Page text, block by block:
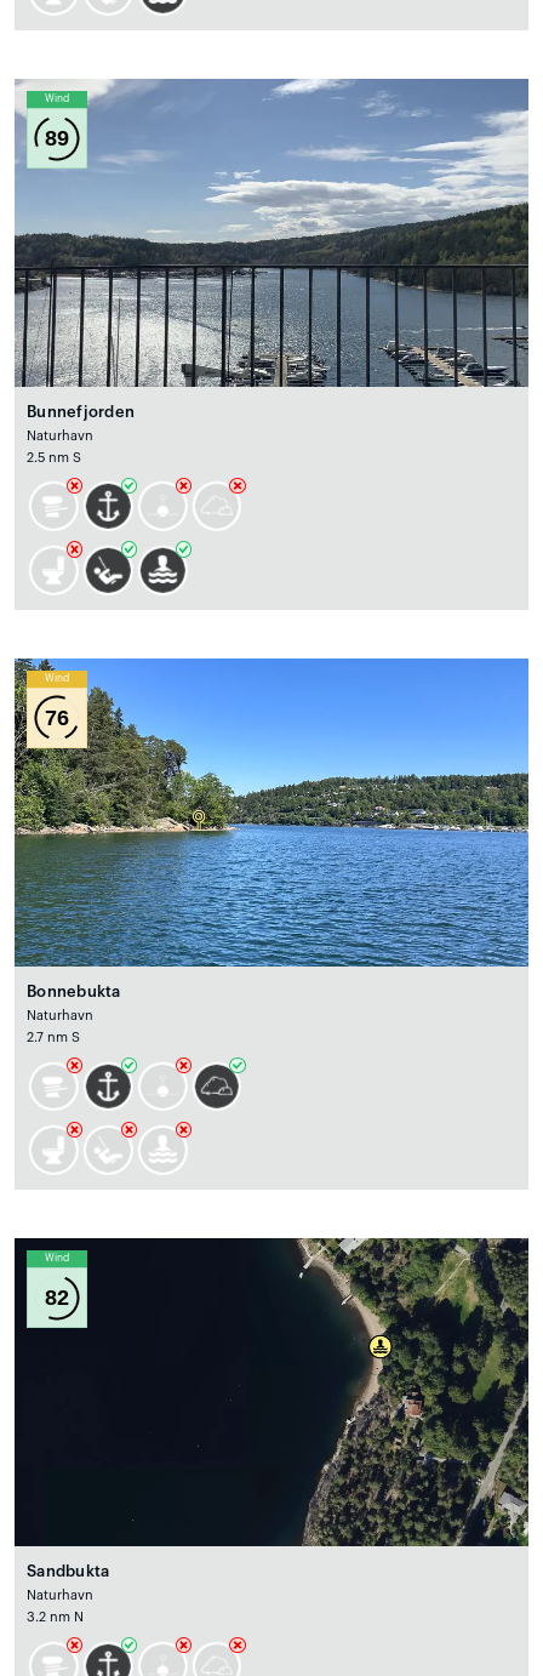
Wind
89
Bunnefjorden
Naturhavn
2.5 nm S
Wind
76
Bonnebukta
Naturhavn
2.7 nm S
Wind
82
Sandbukta
Naturhavn
3.2 nm N